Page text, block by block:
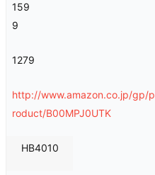
159
9
1279
http://www.amazon.co.jp/gp/p
roduct/B00MPJ0UTK
HB4010